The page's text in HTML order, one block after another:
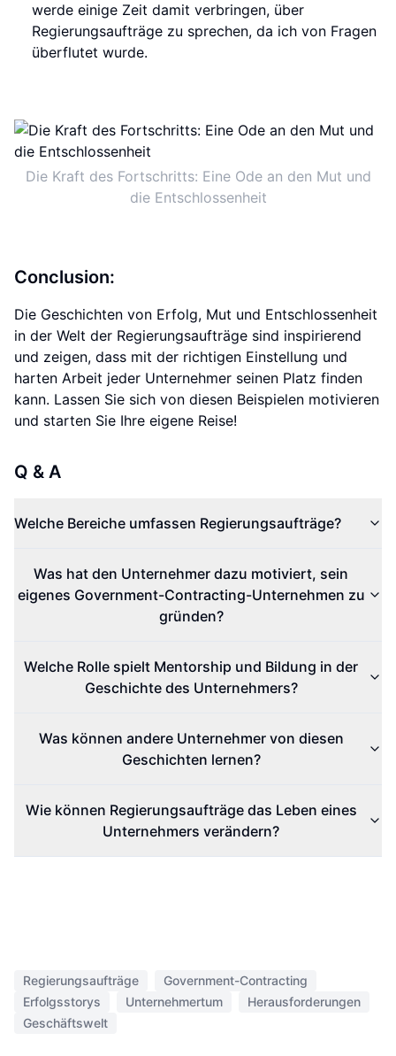
werde einige Zeit damit verbringen, über
Regierungsaufträge zu sprechen, da ich von Fragen
überflutet wurde.
Die Kraft des Fortschritts: Eine Ode an den Mut und
die Entschlossenheit
Conclusion:
Die Geschichten von Erfolg, Mut und Entschlossenheit
in der Welt der Regierungsaufträge sind inspirierend
und zeigen, dass mit der richtigen Einstellung und
harten Arbeit jeder Unternehmer seinen Platz finden
kann. Lassen Sie sich von diesen Beispielen motivieren
und starten Sie Ihre eigene Reise!
Q & A
Welche Bereiche umfassen Regierungsaufträge?
Was hat den Unternehmer dazu motiviert, sein
eigenes Government-Contracting-Unternehmen zu
gründen?
Welche Rolle spielt Mentorship und Bildung in der
Geschichte des Unternehmers?
Was können andere Unternehmer von diesen
Geschichten lernen?
Wie können Regierungsaufträge das Leben eines
Unternehmers verändern?
Regierungsaufträge
Government-Contracting
Erfolgsstorys
Unternehmertum
Herausforderungen
Geschäftswelt